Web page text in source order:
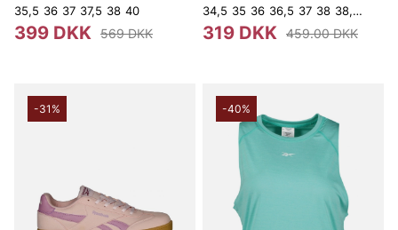
35,5 36 37 37,5 38 40
399 DKK 569 DKK
34,5 35 36 36,5 37 38 38,5
319 DKK 459.00 DKK
-31% -40%